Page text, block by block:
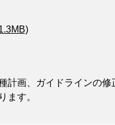
画、ガイドラインの修
ます。